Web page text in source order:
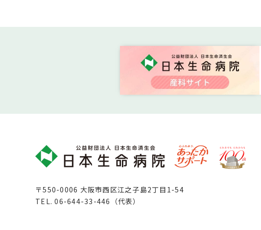
〒550-0006 大阪市西区江之子島2丁目1-54
TEL.06-644-33-446（代表）